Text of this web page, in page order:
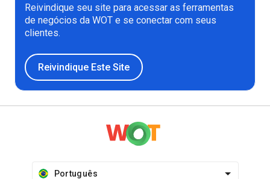
Reivindique seu site para acessar as ferramentas
de negócios da WOT e se conectar com seus
clientes.
Reivindique Este Site
Português